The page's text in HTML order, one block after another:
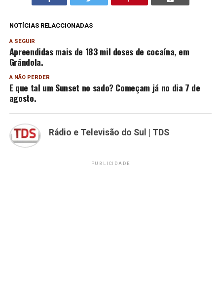
NOTÍCIAS RELACCIONADAS
A SEGUIR
Apreendidas mais de 183 mil doses de cocaína, em
Grândola.
A NÃO PERDER
E que tal um Sunset no sado? Começam já no dia 7 de
agosto.
Rádio e Televisão do Sul | TDS
PUBLICIDADE